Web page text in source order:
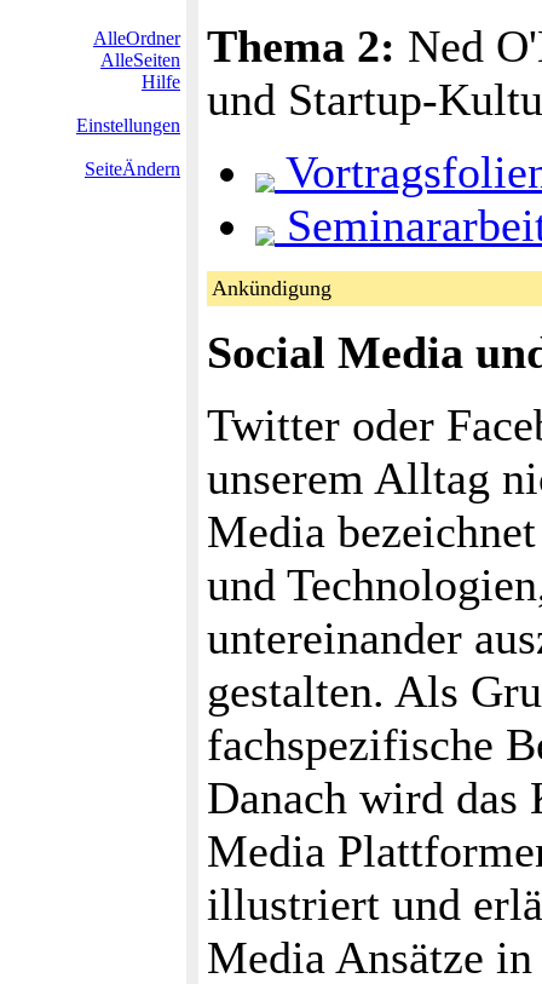
AlleOrdner
AlleSeiten
Hilfe
Einstellungen
SeiteÄndern
Thema 2: Ned
und Startup-
Ankündigung
Social Media
Twitter oder
unserem Alltag
Media
und
untereinander
gestalten. Als
fachspezifische
Danach wird das
Media
illustriert und
Media Ansätze